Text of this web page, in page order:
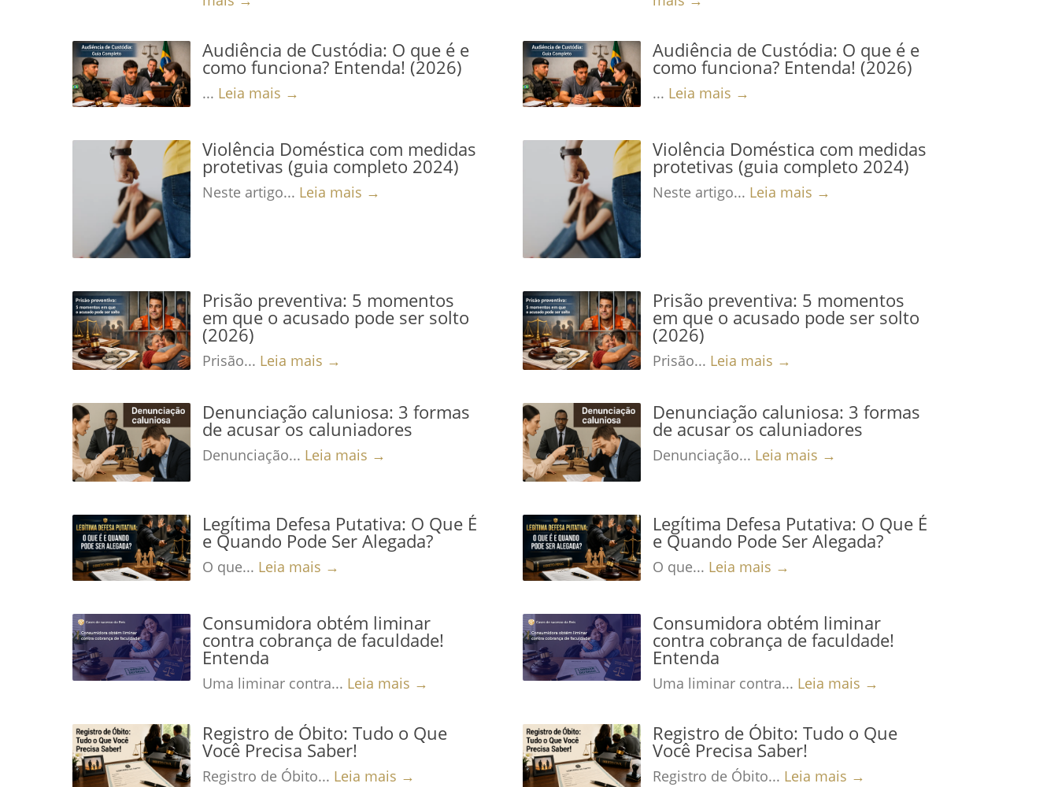
Audiência de Custódia: O que é e
como funciona? Entenda! (2026)
... Leia mais →
Violência Doméstica com medidas
protetivas (guia completo 2024)
Neste artigo... Leia mais →
Prisão preventiva: 5 momentos
em que o acusado pode ser solto
(2026)
Prisão... Leia mais →
Denunciação caluniosa: 3 formas
de acusar os caluniadores
Denunciação... Leia mais →
Legítima Defesa Putativa: O Que É
e Quando Pode Ser Alegada?
O que... Leia mais →
Consumidora obtém liminar
contra cobrança de faculdade!
Entenda
Uma liminar contra... Leia mais →
Registro de Óbito: Tudo o Que
Você Precisa Saber!
Registro de Óbito... Leia mais →
Audiência de Custódia: O que é e
como funciona? Entenda! (2026)
... Leia mais →
Violência Doméstica com medidas
protetivas (guia completo 2024)
Neste artigo... Leia mais →
Prisão preventiva: 5 momentos
em que o acusado pode ser solto
(2026)
Prisão... Leia mais →
Denunciação caluniosa: 3 formas
de acusar os caluniadores
Denunciação... Leia mais →
Legítima Defesa Putativa: O Que É
e Quando Pode Ser Alegada?
O que... Leia mais →
Consumidora obtém liminar
contra cobrança de faculdade!
Entenda
Uma liminar contra... Leia mais →
Registro de Óbito: Tudo o Que
Você Precisa Saber!
Registro de Óbito... Leia mais →